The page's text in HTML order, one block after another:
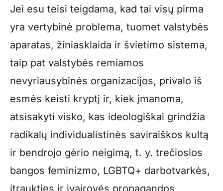
Jei esu teisi teigdama, kad tai visų pirma
yra vertybinė problema, tuomet valstybės
aparatas, žiniasklaida ir švietimo sistema,
taip pat valstybės remiamos
nevyriausybinės organizacijos, privalo iš
esmės keisti kryptį ir, kiek įmanoma,
atsisakyti visko, kas ideologiškai grindžia
radikalų individualistinės saviraiškos kultą
ir bendrojo gėrio neigimą, t. y. trečiosios
bangos feminizmo, LGBTQ+ darbotvarkės,